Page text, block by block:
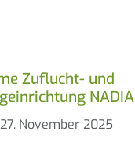
Zuflucht- und
NADIA
November 2025